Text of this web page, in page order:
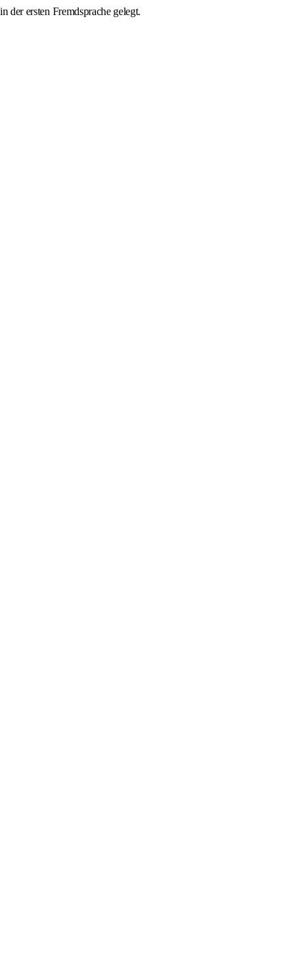
in der ersten Fremdsprache gelegt.